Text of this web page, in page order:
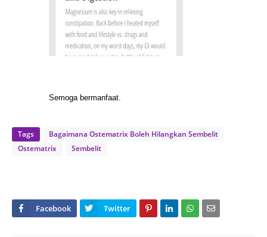
Semoga bermanfaat.
Tags
Bagaimana Ostematrix Boleh Hilangkan Sembelit
Ostematrix
Sembelit